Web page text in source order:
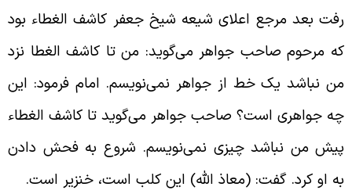
بعد مرجع اعلای شیعه شیخ جعفر کاشف الغطاء بود
مرحوم صاحب جواهر می‌گوید: من تا کاشف الغطا نزد
نباشد یک خط از جواهر نمی‌نویسم. امام فرمود: این
جواهری است؟ صاحب جواهر می‌گوید تا کاشف الغطاء
من نباشد چیزی نمی‌نویسم. شروع به فحش دادن
او کرد. گفت: (معاذ الله) این کلب است، خنزیر است.